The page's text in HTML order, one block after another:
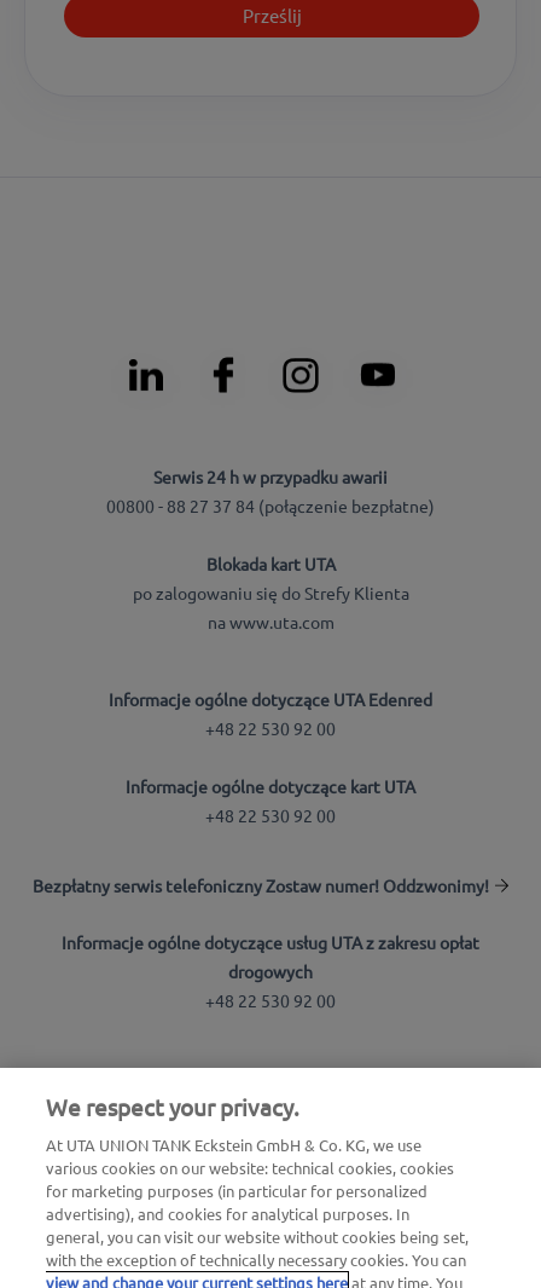
Serwis 24 h w przypadku awarii
00800 - 88 27 37 84 (połączenie bezpłatne)
Blokada kart UTA
po zalogowaniu się do Strefy Klienta
na www.uta.com
Informacje ogólne dotyczące UTA Edenred
+48 22 530 92 00
Informacje ogólne dotyczące kart UTA
+48 22 530 92 00
Bezpłatny serwis telefoniczny Zostaw numer! Oddzwonimy!
Informacje ogólne dotyczące usług UTA z zakresu opłat
drogowych
+48 22 530 92 00
Zaloguj się do strefy klienta
Informacje o UTA Edenred
We respect your privacy.
At UTA UNION TANK Eckstein GmbH & Co. KG, we use
various cookies on our website: technical cookies, cookies
for marketing purposes (in particular for personalized
advertising), and cookies for analytical purposes. In
general, you can visit our website without cookies being set,
with the exception of technically necessary cookies. You can
view and change your current settings hereat any time. You